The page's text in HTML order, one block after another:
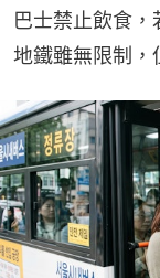
巴士禁止飲食，
地鐵雖無限制，